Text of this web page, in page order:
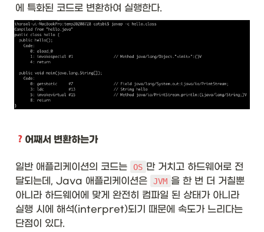
에 특화된 코드로 변환하여 실행한다.
어째서 변환하는가
일반 애플리케이션의 코드는 OS 만 거치고 하드웨어로 전
달되는데, Java 애플리케이션은
JVM 을 한 번 더 거칠뿐
아니라 하드웨어에 맞게 완전히 컴파일 된 상태가 아니라
실행 시에 해석(interpret)되기 때문에 속도가 느리다는
단점이 있다.